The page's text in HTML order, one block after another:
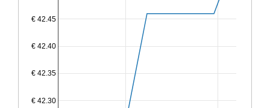
€ 42.30
€ 42.35
€ 42.40
€ 42.45